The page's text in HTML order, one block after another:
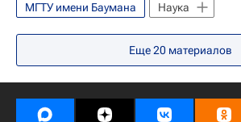
МГТУ имени Баумана
Наука
Сергей Кудь-Сверчков
Космос
Сергей Микаев
Еще20 материалов